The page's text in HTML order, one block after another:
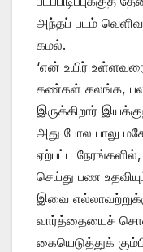
அந்தப் படம்
கமல்.
‘என் உயிர்
கண்கள் கலங்க,
இருக்கிறார்
அது போல பாலு
ஏற்பட்ட
செய்து பண
இவை
வார்த்தையைச்
கையெடுத்துக்